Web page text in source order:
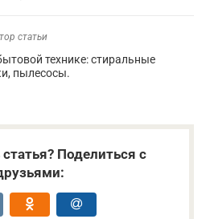
статьи
технике: стиральные
пылесосы.
Поделиться с